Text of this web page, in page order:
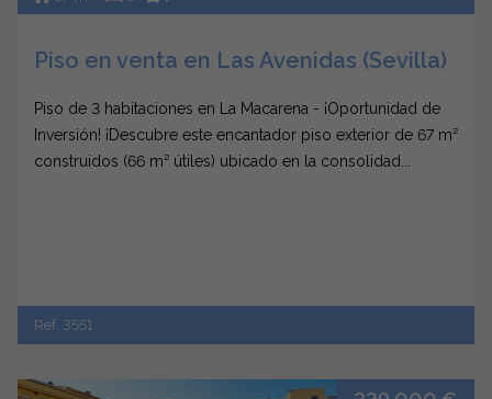
Piso en venta en Las Avenidas (Sevilla)
Piso de 3 habitaciones en La Macarena - ¡Oportunidad de
Inversión! ¡Descubre este encantador piso exterior de 67 m²
construidos (66 m² útiles) ubicado en la consolidad...
Ref. 3551